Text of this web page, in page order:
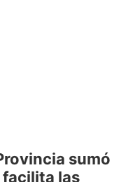
sumó
las